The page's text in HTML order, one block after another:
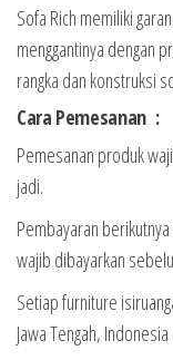
Sofa Rich memiliki
menggantinya dengan
rangka dan konstruksi
Cara Pemesanan :
Pemesanan produk
jadi.
Pembayaran
wajib dibayarkan
Setiap furniture
Jawa Tengah, Indonesia